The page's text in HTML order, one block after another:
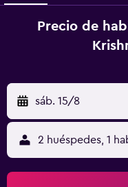
Precio de
sáb. 15/8
2 huéspedes, 1